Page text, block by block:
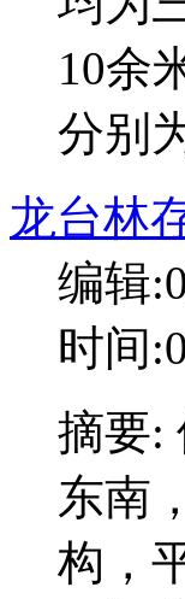
10余
分别
龙台林
编辑
时间
摘要:
东南
构，